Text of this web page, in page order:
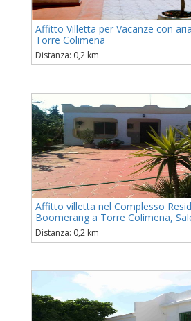
Affitto Villetta per Vacanze con
Torre Colimena
Distanza: 0,2 km
Affitto villetta nel Complesso
Boomerang a Torre Colimena,
Distanza: 0,2 km